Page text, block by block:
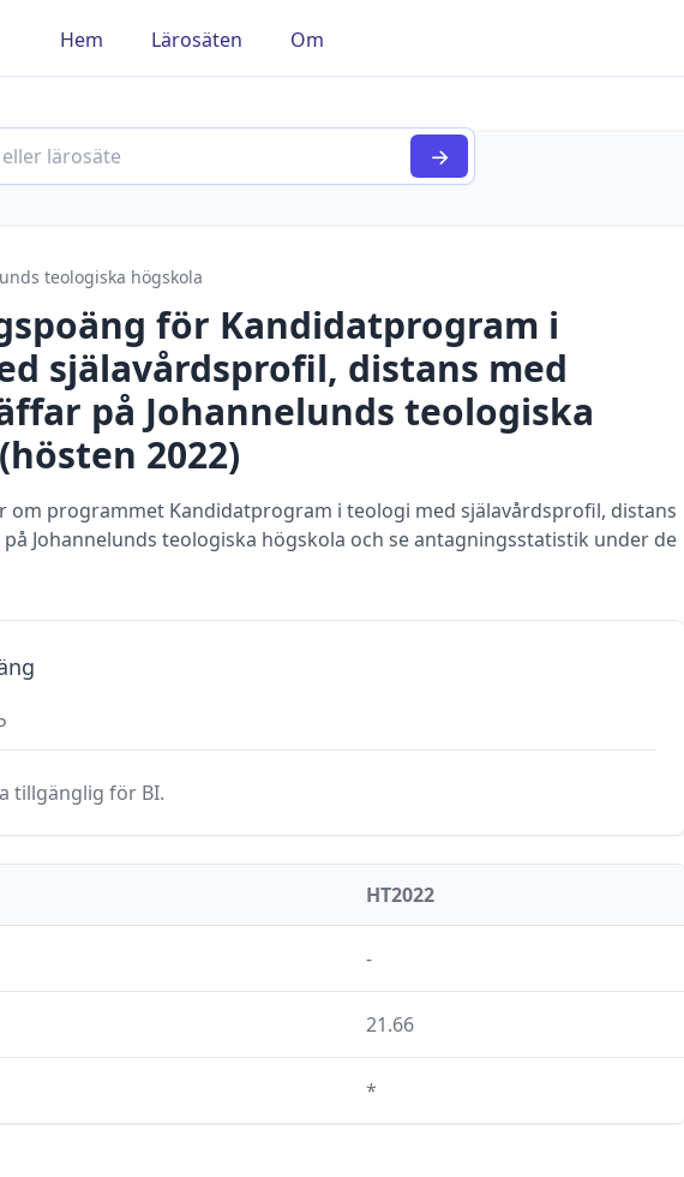
Hem Lärosäten Om
→
teologiska högskola
för Kandidatprogram i
själavårdsprofil, distans med
på Johannelunds teologiska
(hösten 2022)
om programmet Kandidatprogram i teologi med själavårdsprofil, distans
Johannelunds teologiska högskola och se antagningsstatistik under de
tillgänglig för BI.
HT2022
-
21.66
*